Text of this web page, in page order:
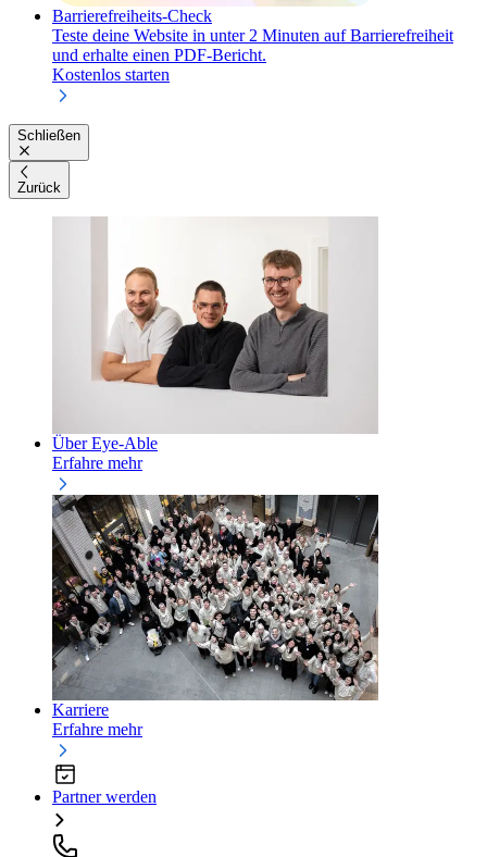
Barrierefreiheits-Check
Teste deine Website in unter 2 Minuten auf Barrierefreiheit
und erhalte einen PDF-Bericht.
Kostenlos starten
Schließen
Zurück
Über Eye-Able
Erfahre mehr
Karriere
Erfahre mehr
Partner werden